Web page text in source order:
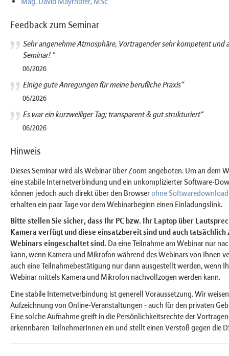
Feedback zum Seminar
Sehr angenehme Atmosphäre, Vortragender sehr kompetent und
Seminar! “
06/2026
Einige gute Anregungen für meine berufliche Praxis“
06/2026
Es war ein kurzweiliger Tag; transparent & gut strukturiert“
06/2026
Hinweis
Dieses Seminar wird als Webinar über Zoom angeboten. Um an dem
eine stabile Internetverbindung und ein unkomplizierter Software-
können jedoch auch direkt über den Browserohne
erhalten ein paar Tage vor dem Webinarbeginn einen Einladungslink.
Bitte stellen Sie sicher, dass Ihr PC bzw. Ihr Laptop über
Kamera verfügt und diese einsatzbereit sind und auch tatsächlich
Webinars eingeschaltet sind. Da eine Teilnahme am Webinar nur
kann, wenn Kamera und Mikrofon während des Webinars von Ihnen
auch eine Teilnahmebestätigung nur dann ausgestellt werden, wenn
Webinar mittels Kamera und Mikrofon nachvollzogen werden kann.
Eine stabile Internetverbindung ist generell Voraussetzung. Wir
Aufzeichnung von Online-Veranstaltungen - auch für den privaten
Eine solche Aufnahme greift in die Persönlichkeitsrechte der
erkennbaren TeilnehmerInnen ein und stellt einen Verstoß gegen die